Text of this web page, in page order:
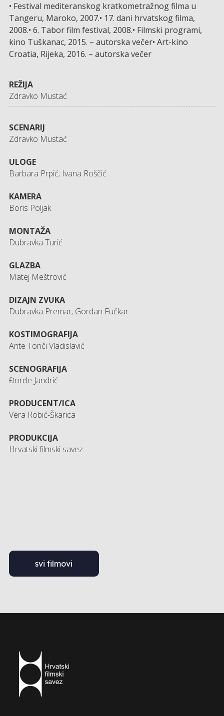
• Festival mediteranskog kratkometražnog filma u
Tangeru, Maroko, 2007.• 17. dani hrvatskog filma,
2008.• 6. Tabor film festival, 2008.• Filmski programi,
kino Tuškanac, 2015. – autorska večer• Art-kino
Croatia, Rijeka, 2016. – autorska večer
REŽIJA
Zdravko Mustać
SCENARIJ
Zdravko Mustać
ULOGE
Barbara Prpić; Ivana Roščić
KAMERA
Boris Poljak
MONTAŽA
Dubravka Turić
GLAZBA
Matej Meštrović
DIZAJN ZVUKA
Dubravka Premar; Gordan Fučkar
KOSTIMOGRAFIJA
Ante Tonči Vladislavić
SCENOGRAFIJA
Đorđe Jandrić
PRODUCENT/ICA
Vera Robić-Škarica
PRODUKCIJA
Hrvatski filmski savez
svi filmovi